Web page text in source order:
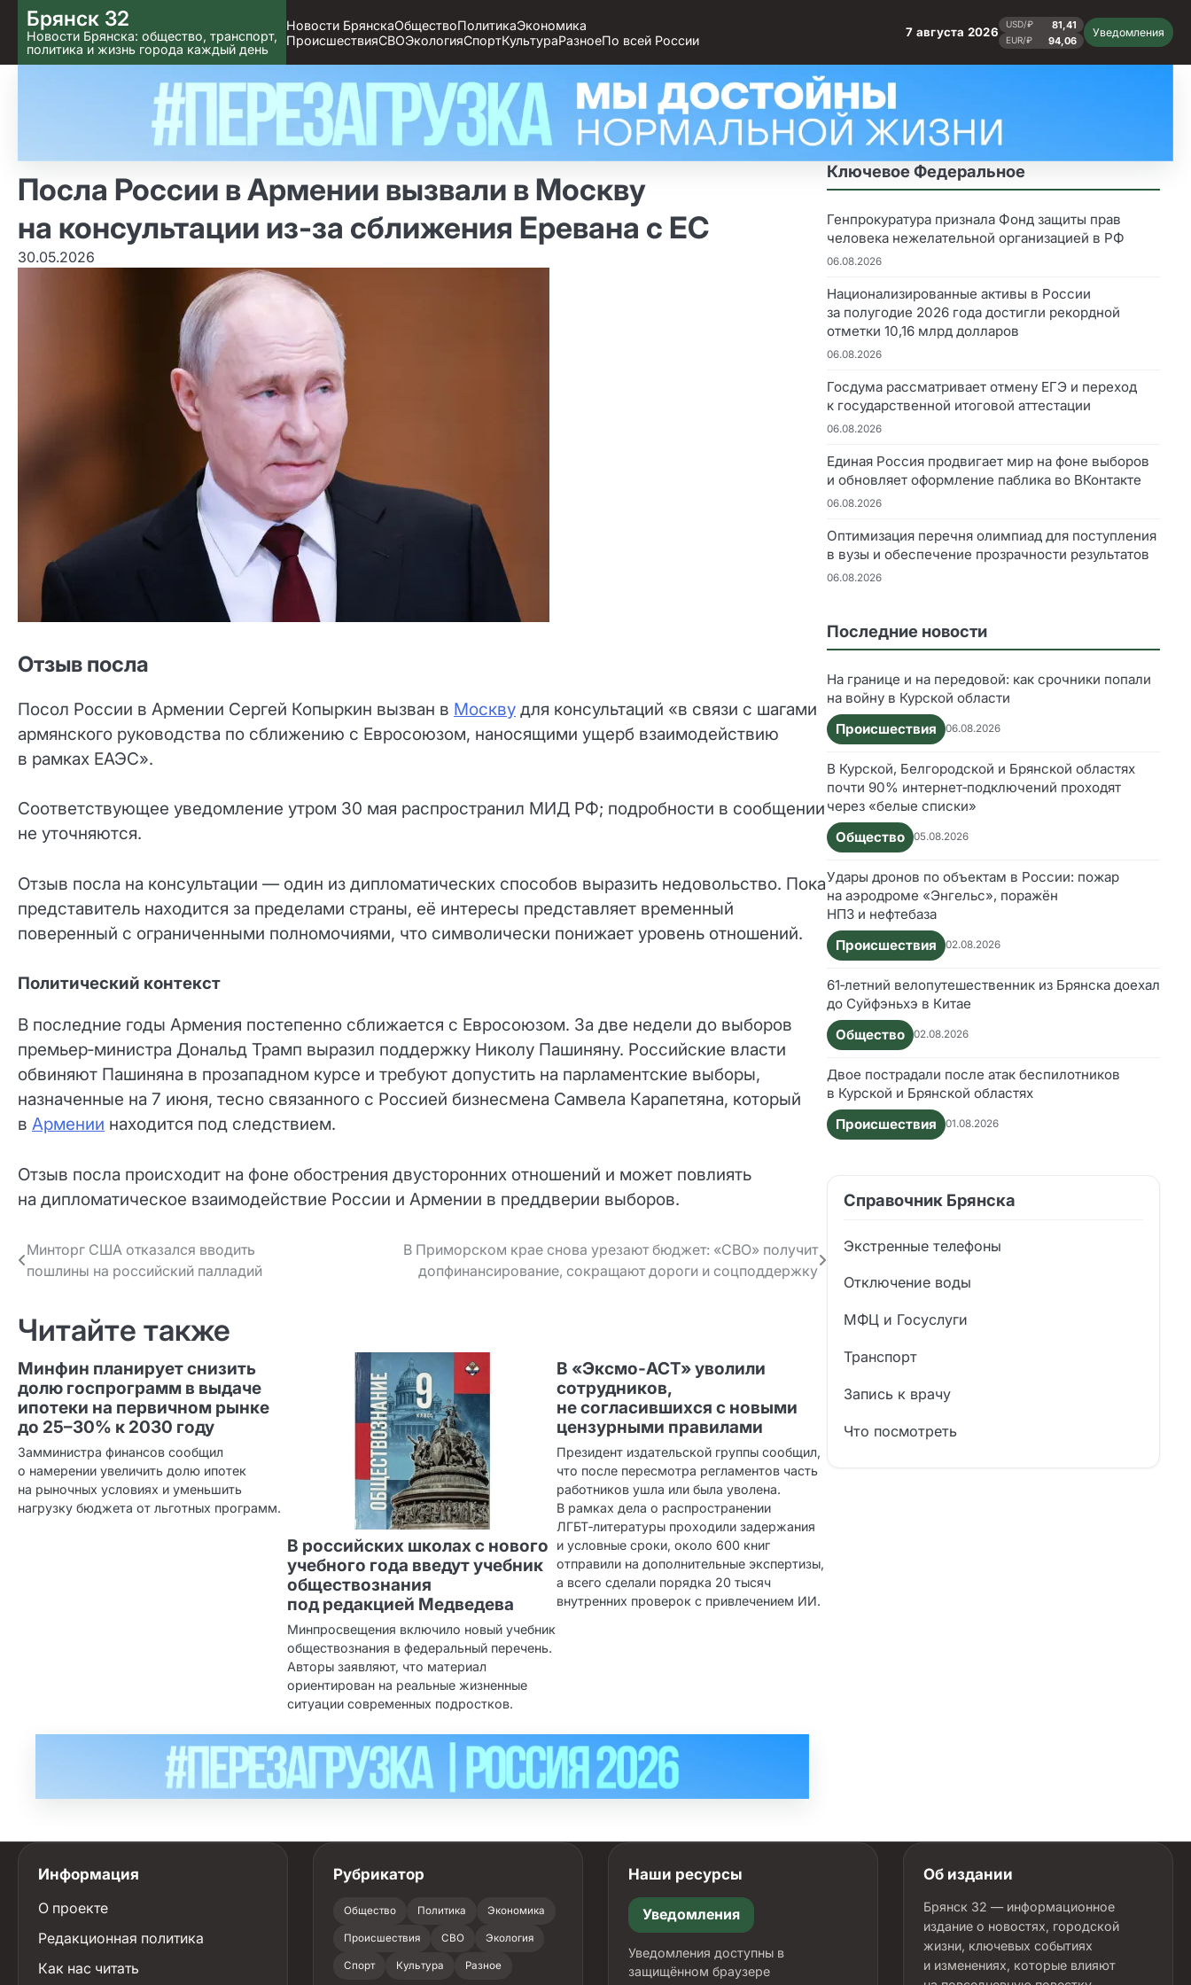
Skip
to content
Брянск 32
Новости Брянска: общество, транспорт,
политика и жизнь города каждый день
Новости БрянскаОбществоПолитикаЭкономика
ПроисшествияСВОЭкологияСпортКультураРазноеПо всей России
7 августа 2026
USD/₽ 81,41
EUR/₽ 94,06
Уведомления
Посла России в Армении вызвали в Москву
на консультации из‑за сближения Еревана с ЕС
30.05.2026
Отзыв посла
Посол России в Армении Сергей Копыркин вызван в Москву для консультаций «в связи с шагами
армянского руководства по сближению с Евросоюзом, наносящими ущерб взаимодействию
в рамках ЕАЭС».
Соответствующее уведомление утром 30 мая распространил МИД РФ; подробности в сообщении
не уточняются.
Отзыв посла на консультации — один из дипломатических способов выразить недовольство. Пока
представитель находится за пределами страны, её интересы представляет временный
поверенный с ограниченными полномочиями, что символически понижает уровень отношений.
Политический контекст
В последние годы Армения постепенно сближается с Евросоюзом. За две недели до выборов
премьер‑министра Дональд Трамп выразил поддержку Николу Пашиняну. Российские власти
обвиняют Пашиняна в прозападном курсе и требуют допустить на парламентские выборы,
назначенные на 7 июня, тесно связанного с Россией бизнесмена Самвела Карапетяна, который
в Армении находится под следствием.
Отзыв посла происходит на фоне обострения двусторонних отношений и может повлиять
на дипломатическое взаимодействие России и Армении в преддверии выборов.
Навигация
по записям
Минторг США отказался вводить
пошлины на российский палладий
В Приморском крае снова урезают бюджет: «СВО» получит
допфинансирование, сокращают дороги и соцподдержку
Читайте также
Минфин планирует снизить
долю госпрограмм в выдаче
ипотеки на первичном рынке
до 25–30% к 2030 году
Замминистра финансов сообщил
о намерении увеличить долю ипотек
на рыночных условиях и уменьшить
нагрузку бюджета от льготных программ.
В российских школах с нового
учебного года введут учебник
обществознания
под редакцией Медведева
Минпросвещения включило новый учебник
обществознания в федеральный перечень.
Авторы заявляют, что материал
ориентирован на реальные жизненные
ситуации современных подростков.
В «Эксмо‑АСТ» уволили
сотрудников,
не согласившихся с новыми
цензурными правилами
Президент издательской группы сообщил,
что после пересмотра регламентов часть
работников ушла или была уволена.
В рамках дела о распространении
ЛГБТ‑литературы проходили задержания
и условные сроки, около 600 книг
отправили на дополнительные экспертизы,
а всего сделали порядка 20 тысяч
внутренних проверок с привлечением ИИ.
Ключевое Федеральное
Генпрокуратура признала Фонд защиты прав
человека нежелательной организацией в РФ
06.08.2026
Национализированные активы в России
за полугодие 2026 года достигли рекордной
отметки 10,16 млрд долларов
06.08.2026
Госдума рассматривает отмену ЕГЭ и переход
к государственной итоговой аттестации
06.08.2026
Единая Россия продвигает мир на фоне выборов
и обновляет оформление паблика во ВКонтакте
06.08.2026
Оптимизация перечня олимпиад для поступления
в вузы и обеспечение прозрачности результатов
06.08.2026
Последние новости
На границе и на передовой: как срочники попали
на войну в Курской области
Происшествия
06.08.2026
В Курской, Белгородской и Брянской областях
почти 90% интернет‑подключений проходят
через «белые списки»
Общество
05.08.2026
Удары дронов по объектам в России: пожар
на аэродроме «Энгельс», поражён
НПЗ и нефтебаза
Происшествия
02.08.2026
61‑летний велопутешественник из Брянска доехал
до Суйфэньхэ в Китае
Общество
02.08.2026
Двое пострадали после атак беспилотников
в Курской и Брянской областях
Происшествия
01.08.2026
Справочник Брянска
Экстренные телефоны
Отключение воды
МФЦ и Госуслуги
Транспорт
Запись к врачу
Что посмотреть
Информация
О проекте
Редакционная политика
Как нас читать
Рубрикатор
Общество Политика Экономика
Происшествия СВО Экология
Спорт Культура Разное
Наши ресурсы
Уведомления
Уведомления доступны в
защищённом браузере
Об издании
Брянск 32 — информационное
издание о новостях, городской
жизни, ключевых событиях
и изменениях, которые влияют